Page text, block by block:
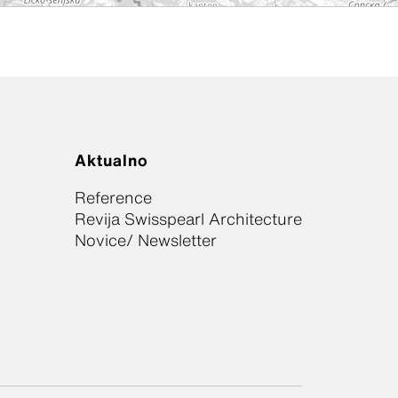
Aktualno
Reference
Revija Swisspearl Architecture
Novice/ Newsletter